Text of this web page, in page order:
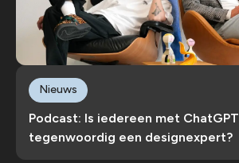
Podcast: Is iedereen met ChatGPT
tegenwoordig een designexpert?
Nieuws